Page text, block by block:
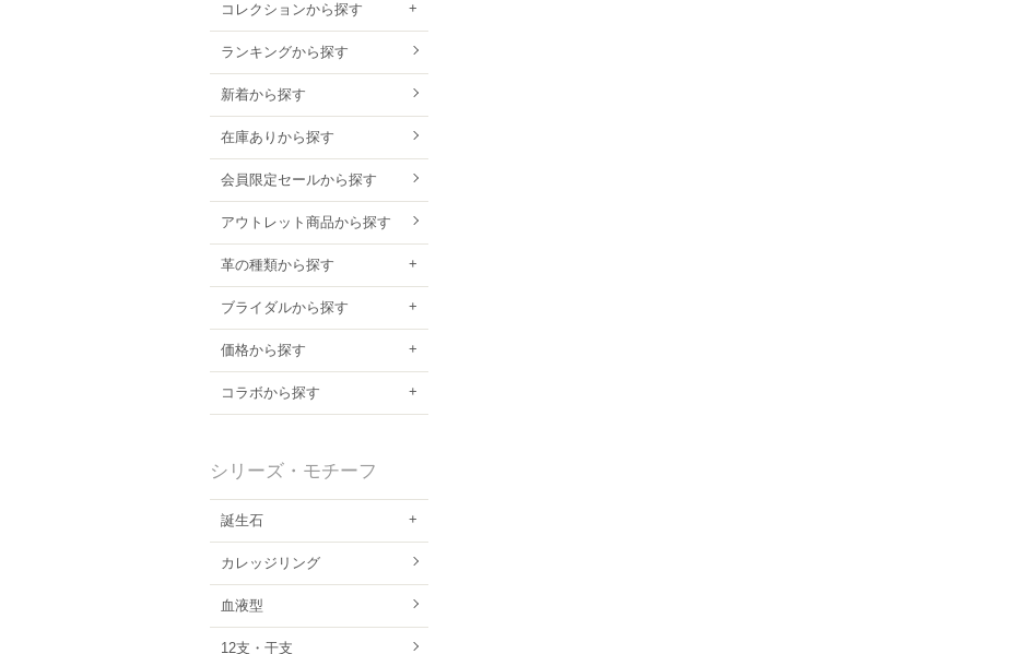
コレクションから探す
ランキングから探す
新着から探す
在庫ありから探す
会員限定セールから探す
アウトレット商品から探す
革の種類から探す
ブライダルから探す
価格から探す
コラボから探す
シリーズ・モチーフ
誕生石
カレッジリング
血液型
12支・干支